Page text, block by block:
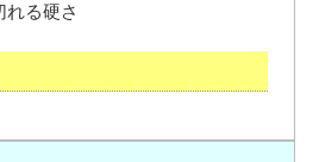
れる硬さ